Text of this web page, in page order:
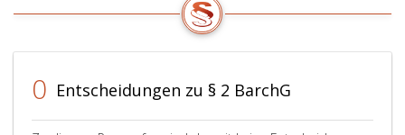
0 Entscheidungen zu § 2 BarchG